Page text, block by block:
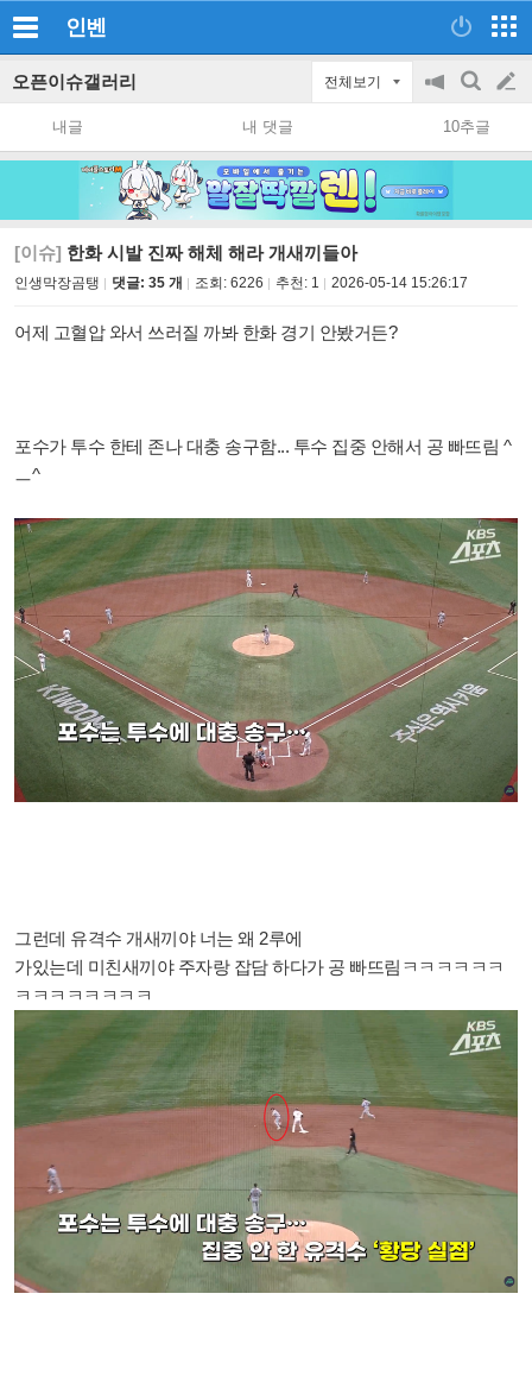
인벤
오픈이슈갤러리 전체보기
공
지
on/off
검
색
글
쓰
내글 내 댓글 10추글
[이슈] 한화 시발 진짜 해체 해라 개새끼들아
인생막장곰탱 댓글: 35 개 조회: 6226 추천: 1 2026-05-14 15:26:17
어제 고혈압 와서 쓰러질 까봐 한화 경기 안봤거든?
포수가 투수 한테 존나 대충 송구함... 투수 집중 안해서 공 빠뜨림 ^
ㅡ^
그런데 유격수 개새끼야 너는 왜 2루에
가있는데 미친새끼야 주자랑 잡담 하다가 공 빠뜨림ㅋㅋㅋㅋㅋㅋ
ㅋㅋㅋㅋㅋㅋㅋㅋ